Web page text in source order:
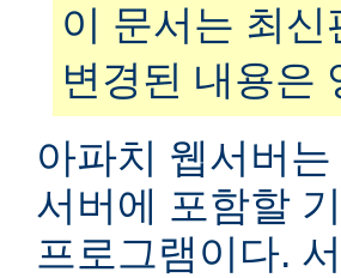
이 문서는 최
변경된 내용은
아파치 웹서버
서버에 포함할
프로그램이다.